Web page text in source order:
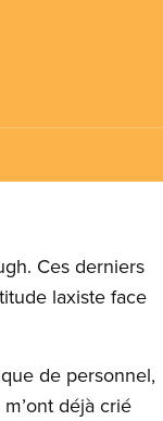
Ces derniers
laxiste face
de personnel,
déjà crié